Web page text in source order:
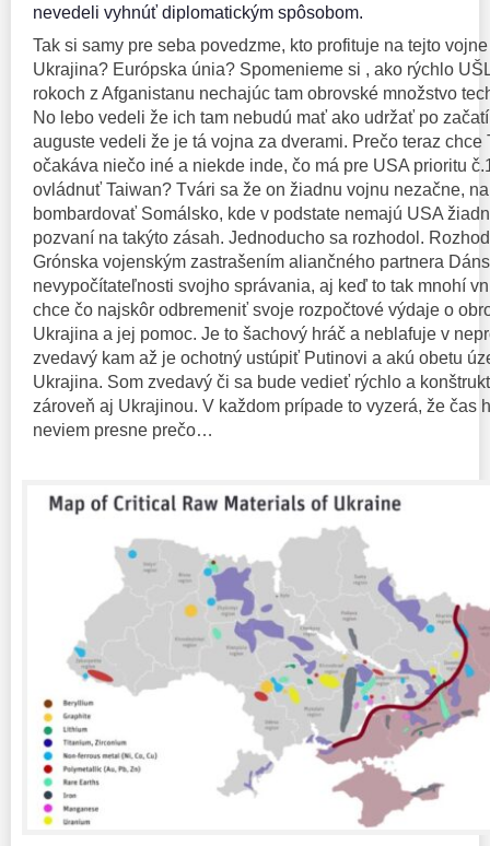
nevedeli vyhnúť diplomatickým spôsobom.
Tak si samy pre seba povedzme, kto profituje na tejto
Ukrajina? Európska únia? Spomenieme si , ako rýchlo
rokoch z Afganistanu nechajúc tam obrovské množstvo
No lebo vedeli že ich tam nebudú mať ako udržať po
auguste vedeli že je tá vojna za dverami. Prečo teraz
očakáva niečo iné a niekde inde, čo má pre USA prioritu
ovládnuť Taiwan? Tvári sa že on žiadnu vojnu nezačne,
bombardovať Somálsko, kde v podstate nemajú USA
pozvaní na takýto zásah. Jednoducho sa rozhodol.
Grónska vojenským zastrašením aliančného partnera
nevypočítateľnosti svojho správania, aj keď to tak mnohí
chce čo najskôr odbremeniť svoje rozpočtové výdaje o
Ukrajina a jej pomoc. Je to šachový hráč a neblafuje v
zvedavý kam až je ochotný ustúpiť Putinovi a akú obetu
Ukrajina. Som zvedavý či sa bude vedieť rýchlo a
zároveň aj Ukrajinou. V každom prípade to vyzerá, že čas
neviem presne prečo…